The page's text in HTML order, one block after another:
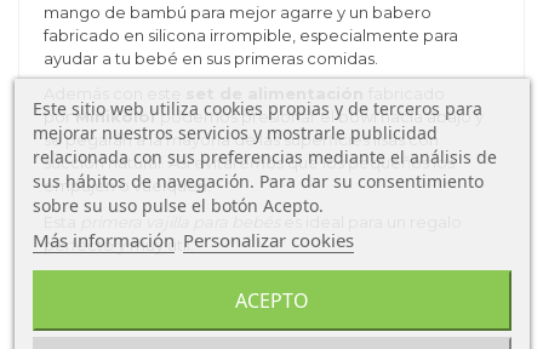
mango de bambú para mejor agarre y un babero
fabricado en silicona irrompible, especialmente para
ayudar a tu bebé en sus primeras comidas.
porMinikoioipodemos presionar el bowl hacia abajo y
se pegarán a la mayoría de las superficies lisas con
succión natural. Así evitaremos que los pequeños los
empujen o vuelquen.
primera vajilla para bebés
es ideal para un regalo
perfecto y muy útil.
silicona de Minikoioi
Este sitio web utiliza cookies propias y de terceros para
mejorar nuestros servicios y mostrarle publicidad
relacionada con sus preferencias mediante el análisis de
sus hábitos de navegación. Para dar su consentimiento
sobre su uso pulse el botón Acepto.
Más información Personalizar cookies
ACEPTO